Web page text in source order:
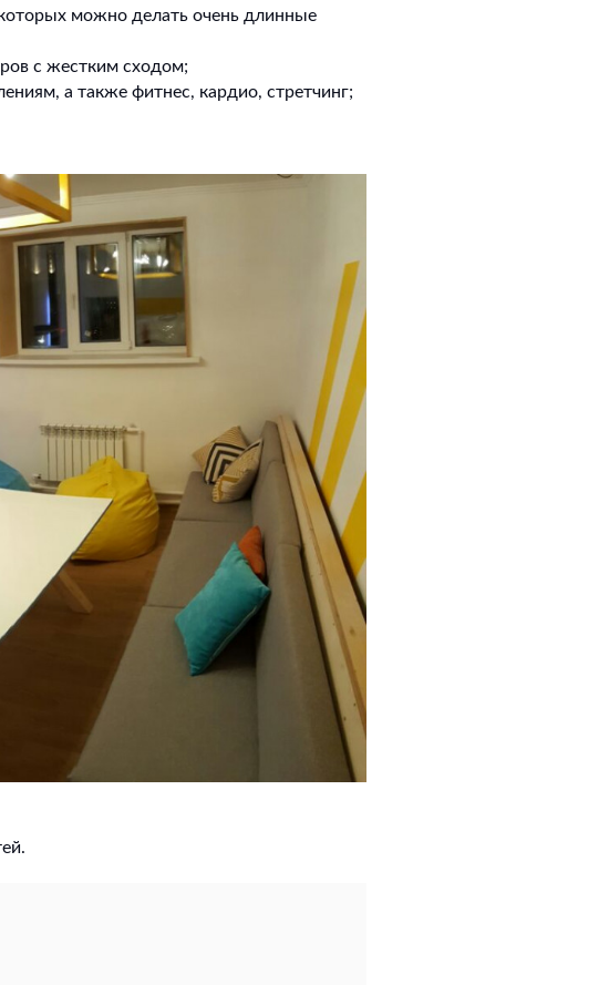
можно делать очень длинные
с жестким сходом;
а также фитнес, кардио, стретчинг;